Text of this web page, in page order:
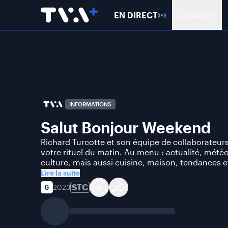
EN DIRECT
INFORMATIONS
Salut Bonjour Weekend
Richard Turcotte et son équipe de
votre rituel du matin. Au menu : actualité,
culture, mais aussi cuisine, maison, tendances
Lire la suite
2023STC